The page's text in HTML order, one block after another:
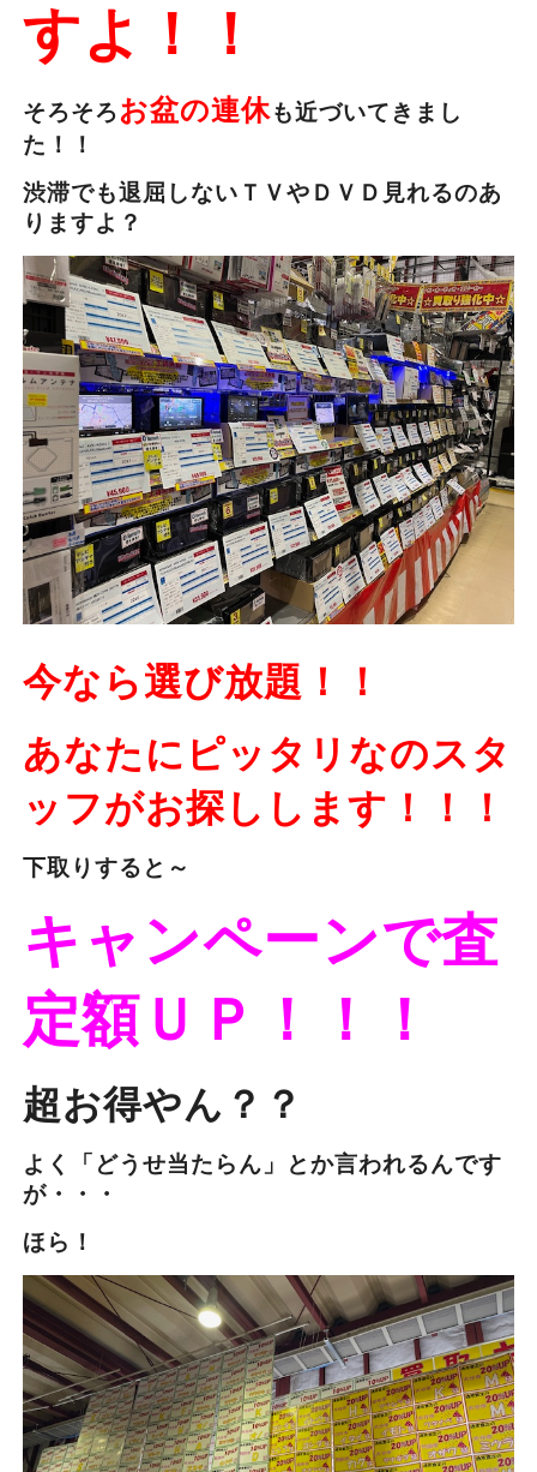
すよ！！
そろそろお盆の連休も近づいてきまし
た！！
渋滞でも退屈しないＴＶやＤＶＤ見れるのあ
りますよ？
今なら選び放題！！
あなたにピッタリなのスタ
ッフがお探しします！！！
下取りすると～
キャンペーンで査
定額ＵＰ！！！
超お得やん？？
よく「どうせ当たらん」とか言われるんです
が・・・
ほら！